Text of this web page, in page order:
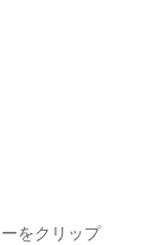
をクリップ